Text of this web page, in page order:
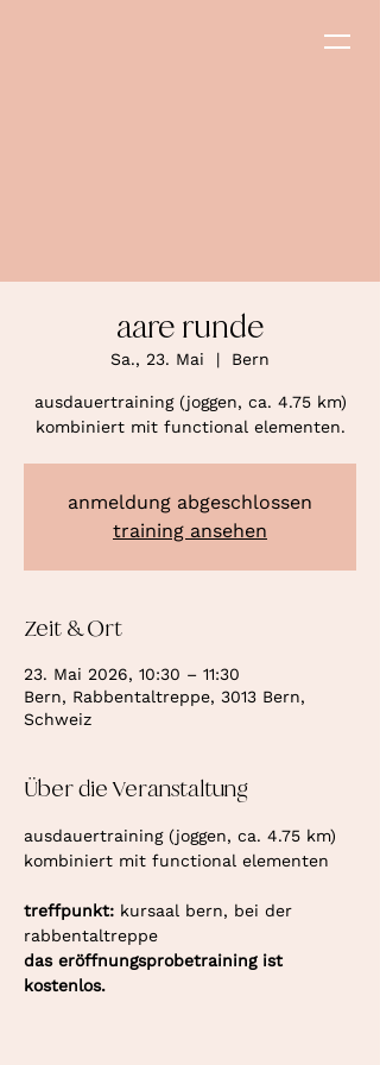
aare runde
Sa., 23. Mai
  |
Bern
ausdauertraining (joggen, ca. 4.75 km)
kombiniert mit functional elementen.
anmeldung abgeschlossen
training ansehen
Zeit & Ort
23. Mai 2026, 10:30 – 11:30
Bern, Rabbentaltreppe, 3013 Bern,
Schweiz
Über die Veranstaltung
ausdauertraining (joggen, ca. 4.75 km)
kombiniert mit functional elementen
treffpunkt: kursaal bern, bei der
rabbentaltreppe
das eröffnungsprobetraining ist
kostenlos.